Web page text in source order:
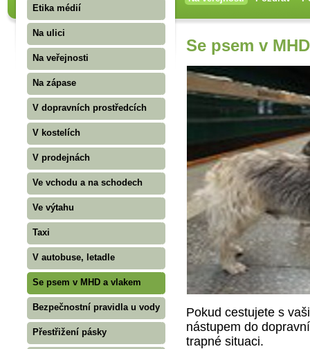
Etika médií
Na ulici
Na veřejnosti
Na zápase
V dopravních prostředcích
V kostelích
V prodejnách
Ve vchodu a na schodech
Ve výtahu
Taxi
V autobuse, letadle
Se psem v MHD a vlakem
Bezpečnostní pravidla u vody
Přestřižení pásky
Se psem v
Pokud cestujete s
nástupem do
trapné situaci.